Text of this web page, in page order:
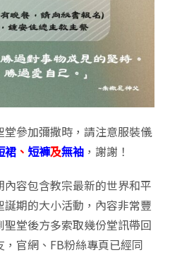
參加彌撒時，請注意服裝儀
裙 、 短褲及無袖 ，謝謝！
容包含教宗最新的世界和平
期的大小活動，內容非常豐
堂後方多索取幾份堂訊帶回
官網、FB粉絲專頁已經同